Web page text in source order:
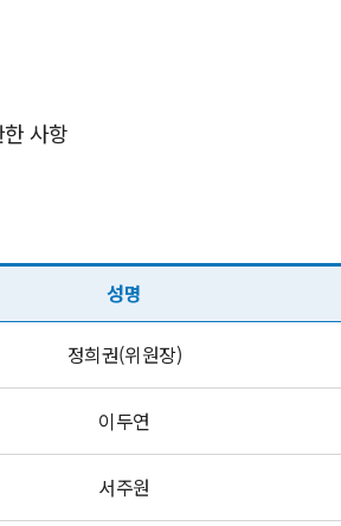
사항
성명
정희권(위원장)
이두연
서주원